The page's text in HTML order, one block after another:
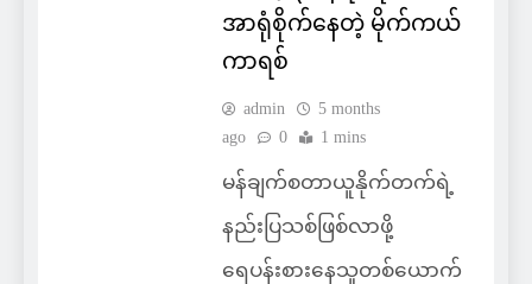
အာရုံစိုက်နေတဲ့ မိုက်ကယ်
ကာရစ်
admin
5 months
ago
0 1 mins
မန်ချက်စတာယူနိုက်တက်ရဲ့
နည်းပြသစ်ဖြစ်လာဖို့
ရေပန်းစားနေသူတစ်ယောက်